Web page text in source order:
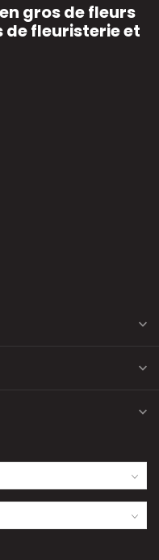
gros de fleurs
de fleuristerie et